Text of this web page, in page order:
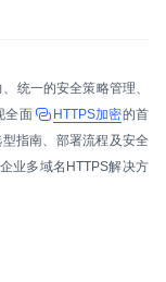
统一的安全策略管理、
全面
HTTPS加密的首
指南、部署流程及安全
业多域名HTTPS解决方